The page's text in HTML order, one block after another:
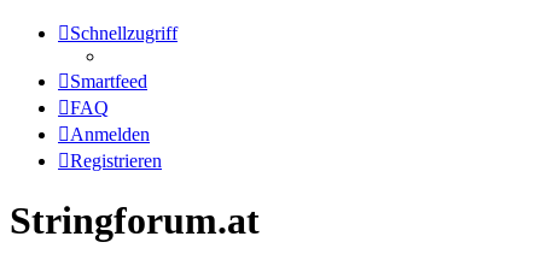
Schnellzugriff
Smartfeed
FAQ
Anmelden
Registrieren
Stringforum.at